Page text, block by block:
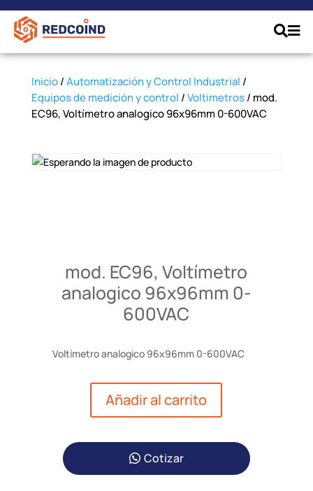
Inicio/Automatización y Control Industrial /
Equipos de medición y control /Voltimetros/ mod.
EC96, Voltímetro analogico 96x96mm 0-600VAC
mod. EC96, Voltímetro
analogico 96x96mm 0-
600VAC
Voltímetro analogico 96x96mm 0-600VAC
Añadir al carrito
Cotizar